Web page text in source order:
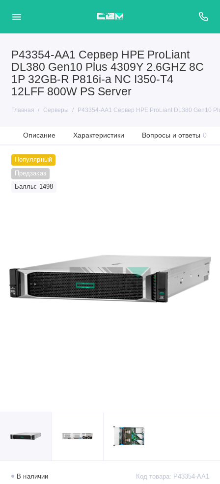
P43354-AA1 Сервер HPE ProLiant
DL380 Gen10 Plus 4309Y 2.6GHZ 8C
1P 32GB-R P816i-a NC I350-T4
12LFF 800W PS Server
Главная Серверы P43354-AA1 Сервер HPE ProLiant DL380 Gen10
Описание Характеристики Вопросы и ответы 0
Популярный
Предзаказ
Баллы: 1498
В наличии Код товара: P43354-AA1